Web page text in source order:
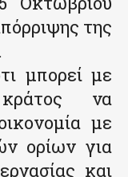
της
μπορεί με
να
με
ορίων για
και